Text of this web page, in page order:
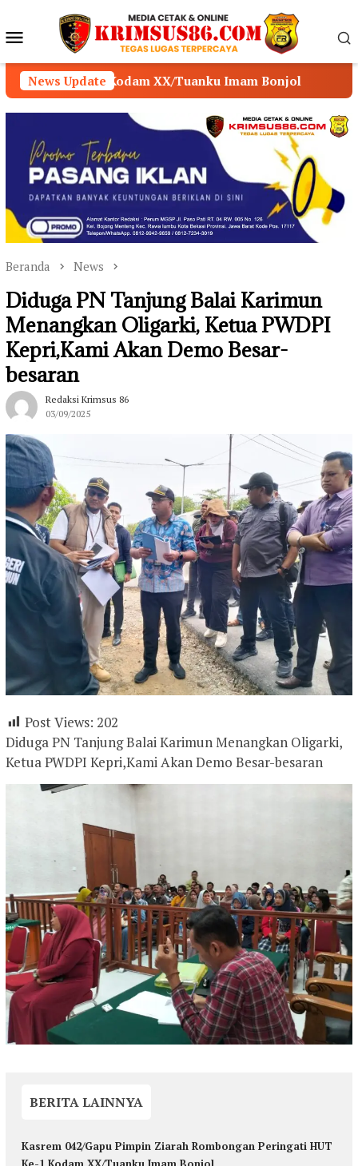
konten Menu
Mobile
News Update
XX/Tuanku Imam Bonjol POLSEK MUARA SABAK
Beranda News
Diduga PN Tanjung Balai Karimun
Menangkan Oligarki, Ketua PWDPI
Kepri,Kami Akan Demo Besar-
besaran
Redaksi Krimsus 86
03/09/2025
Post Views: 202
Diduga PN Tanjung Balai Karimun Menangkan Oligarki,
Ketua PWDPI Kepri,Kami Akan Demo Besar-besaran
BERITA LAINNYA
Kasrem 042/Gapu Pimpin Ziarah Rombongan Peringati HUT